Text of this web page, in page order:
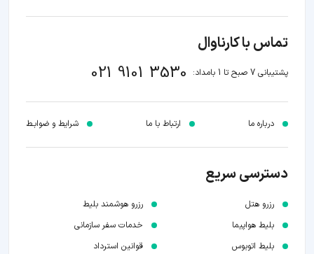
تماس با کارناوال
پشتیبانی 7 صبح تا 1 بامداد: 021 9101 3530
درباره ما ارتباط با ما شرایط و ضوابـط
دسترسی سریع
رزرو هتل
بلیط هواپیما
بلیط اتوبوس
رزرو هوشمند بلیط
خدمات سفر سازمانی
قوانین استرداد